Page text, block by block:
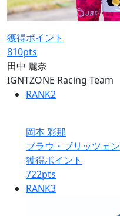
獲得ポイント
810pts
田中 麗奈
IGNTZONE Racing Team
RANK2
岡本 彩那
ブラウ・ブリッツェン
獲得ポイント
722pts
RANK3